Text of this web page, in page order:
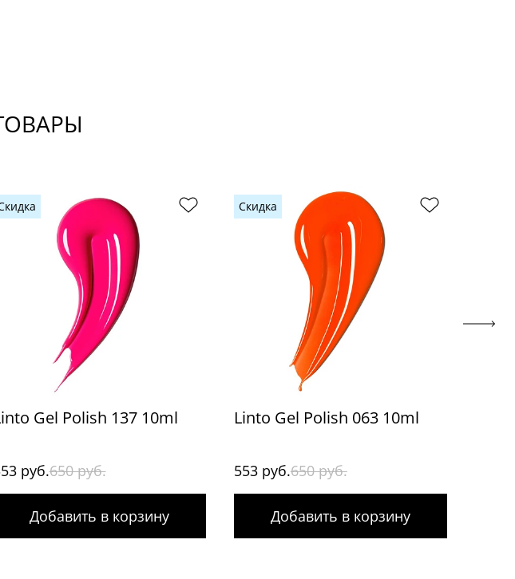
Gel Polish 137 10ml
руб.650 руб.
Добавить в корзину
Скидка
Linto Gel Polish 063 10ml
553 руб.650 руб.
Добавить в корзину